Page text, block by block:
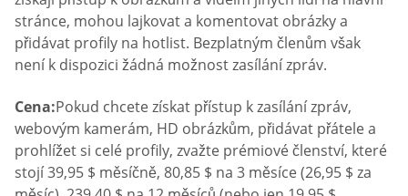
stránce, mohou lajkovat a komentovat obrázky a
přidávat profily na hotlist. Bezplatným členům však
není k dispozici žádná možnost zasílání zpráv.
Cena:Pokud chcete získat přístup k zasílání zpráv,
webovým kamerám, HD obrázkům, přidávat přátele a
prohlížet si celé profily, zvažte prémiové členství, které
stojí 39,95 $ měsíčně, 80,85 $ na 3 měsíce (26,95 $ za